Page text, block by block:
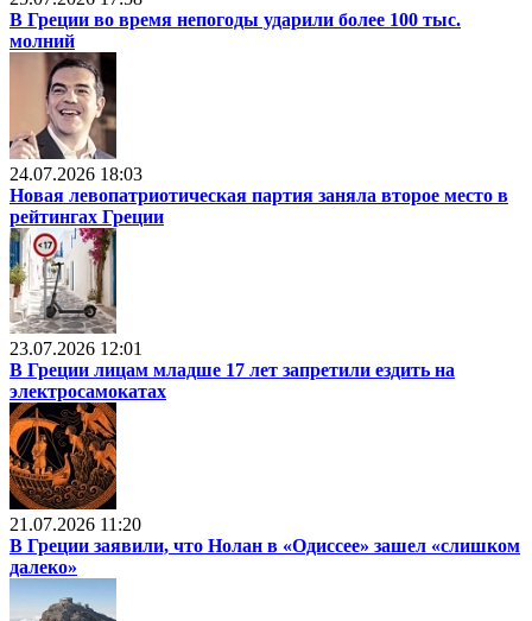
В Греции во время непогоды ударили более 100 тыс.
молний
24.07.2026 18:03
Новая левопатриотическая партия заняла второе место в
рейтингах Греции
23.07.2026 12:01
В Греции лицам младше 17 лет запретили ездить на
электросамокатах
21.07.2026 11:20
В Греции заявили, что Нолан в «Одиссее» зашел «слишком
далеко»